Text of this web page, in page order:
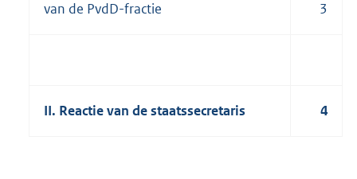
van de PvdD-fractie
3
II. Reactie van de staatssecretaris 4